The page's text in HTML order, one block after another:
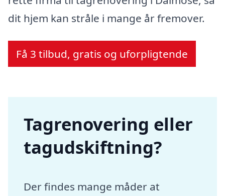
dit hjem kan stråle i mange år fremover.
Få 3 tilbud, gratis og uforpligtende
Tagrenovering eller
tagudskiftning?
Der findes mange måder at